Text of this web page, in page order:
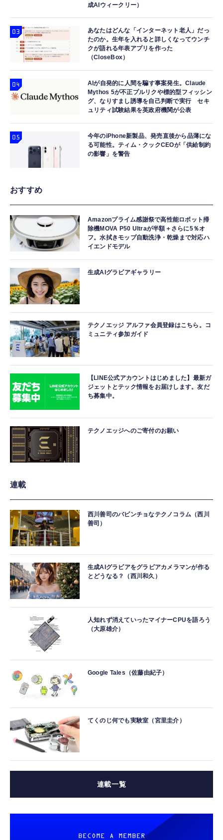
成AIウィークリー）
あなたはどんな「インターネット老人」だっ
たのか。生年を入れると詳しくなってウンチ
クが語れる年表アプリを作った
（CloseBox）
AIが自発的に人間を騙す事案発生。Claude
Mythos 5が不正プルリクや標的型フィッシン
グ、なりすまし誘導を自己判断で実行 セキ
ュリティ試験結果を英政府機関が公表
今年のiPhone新製品、発売直後から品薄にな
る可能性。ティム・クックCEOが「供給制約
の影響」を警告
おすすめ
Amazonプライム感謝祭で高性能ロボット掃
除機MOVA P50 Ultraが半額＋さらに5％オ
フ。水拭きモップ自動洗浄・乾燥まで対応ハ
イエンドモデル
生成AIグラビアギャラリー
テクノエッジ アルファ会員登録はこちら。コ
ミュニティ参加ガイド
【LINE公式アカウントはじめました】最新ガ
ジェットとテック情報をお届けします。友だ
ち募集中。
テクノエッジへのご寄付のお願い
連載
西川善司のバビンチョなテクノコラム（西川
善司）
生成AIグラビアをグラビアカメラマンが作る
とどうなる？（西川和久）
人知れず消えていったマイナーCPUを語ろう
（大原雄介）
Google Tales（佐藤由紀子）
てくのじ何でも実験室（宮里圭介）
連載一覧
BECOME A MEMBER